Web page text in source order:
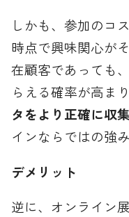
しかも、参加のコ
時点で興味関心が
在顧客であっても
らえる確率が高ま
タをより正確に収
インならではの強み
デメリット
逆に、オンライン